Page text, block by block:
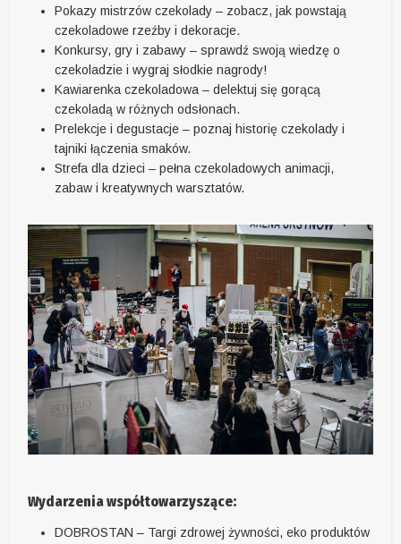
Pokazy mistrzów czekolady – zobacz, jak powstają
czekoladowe rzeźby i dekoracje.
Konkursy, gry i zabawy – sprawdź swoją wiedzę o
czekoladzie i wygraj słodkie nagrody!
Kawiarenka czekoladowa – delektuj się gorącą
czekoladą w różnych odsłonach.
Prelekcje i degustacje – poznaj historię czekolady i
tajniki łączenia smaków.
Strefa dla dzieci – pełna czekoladowych animacji,
zabaw i kreatywnych warsztatów.
Wydarzenia współtowarzyszące:
DOBROSTAN – Targi zdrowej żywności, eko produktów